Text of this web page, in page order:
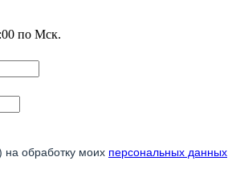
по Мск.
на обработку моих персональных данных